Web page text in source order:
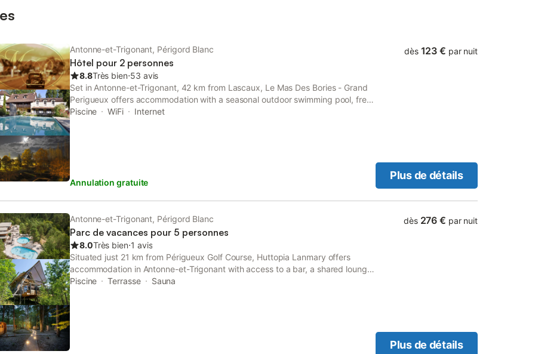
Antonne-et-Trigonant, Périgord Blanc
Hôtel pour 2 personnes
8.8Très bien⋅53 avis
Set in Antonne-et-Trigonant, 42 km from Lascaux, Le Mas Des Bories - Grand
Perigueux offers accommodation with a seasonal outdoor swimming pool, free
private parking, a garden and a shared lounge.
Piscine WiFi Internet
Annulation gratuite
dès 123 € par nuit
Plus de détails
Antonne-et-Trigonant, Périgord Blanc
Parc de vacances pour 5 personnes
8.0Très bien⋅1 avis
Situated just 21 km from Périgueux Golf Course, Huttopia Lanmary offers
accommodation in Antonne-et-Trigonant with access to a bar, a shared lounge,
as well as a tour desk. Featuring free private parking, the 3-star holiday park is
Piscine Terrasse Sauna
dès 276 € par nuit
Plus de détails